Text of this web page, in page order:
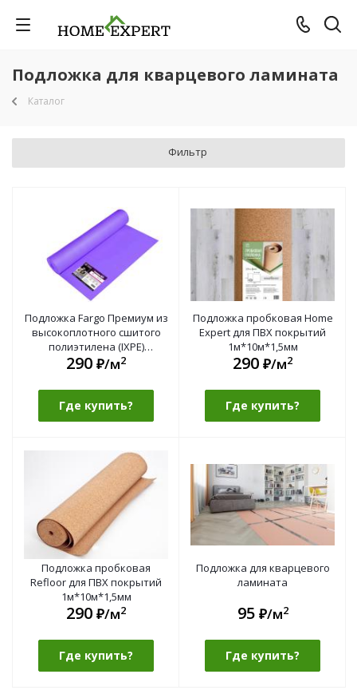
Подложка для кварцевого ламината
Каталог
Фильтр
Подложка Fargo Премиум из
высокоплотного сшитого
полиэтилена (IXPE)
1м*10м*1,5мм (1 рул.- 10м2)
290 ₽/м2
Где купить?
Подложка пробковая Home
Expert для ПВХ покрытий
1м*10м*1,5мм
290 ₽/м2
Где купить?
Подложка пробковая
Refloor для ПВХ покрытий
1м*10м*1,5мм
290 ₽/м2
Где купить?
Подложка для кварцевого
ламината
95 ₽/м2
Где купить?